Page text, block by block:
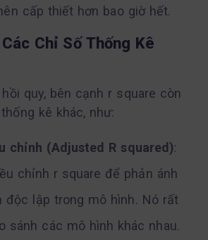
cấp thiết hơn bao giờ hết.
Chỉ Số Thống Kê
quy, bên cạnh r square còn
kê khác, như:
chỉnh (Adjusted R squared):
chỉnh r square để phản ánh
độc lập trong mô hình. Nó rất
sánh các mô hình khác nhau.